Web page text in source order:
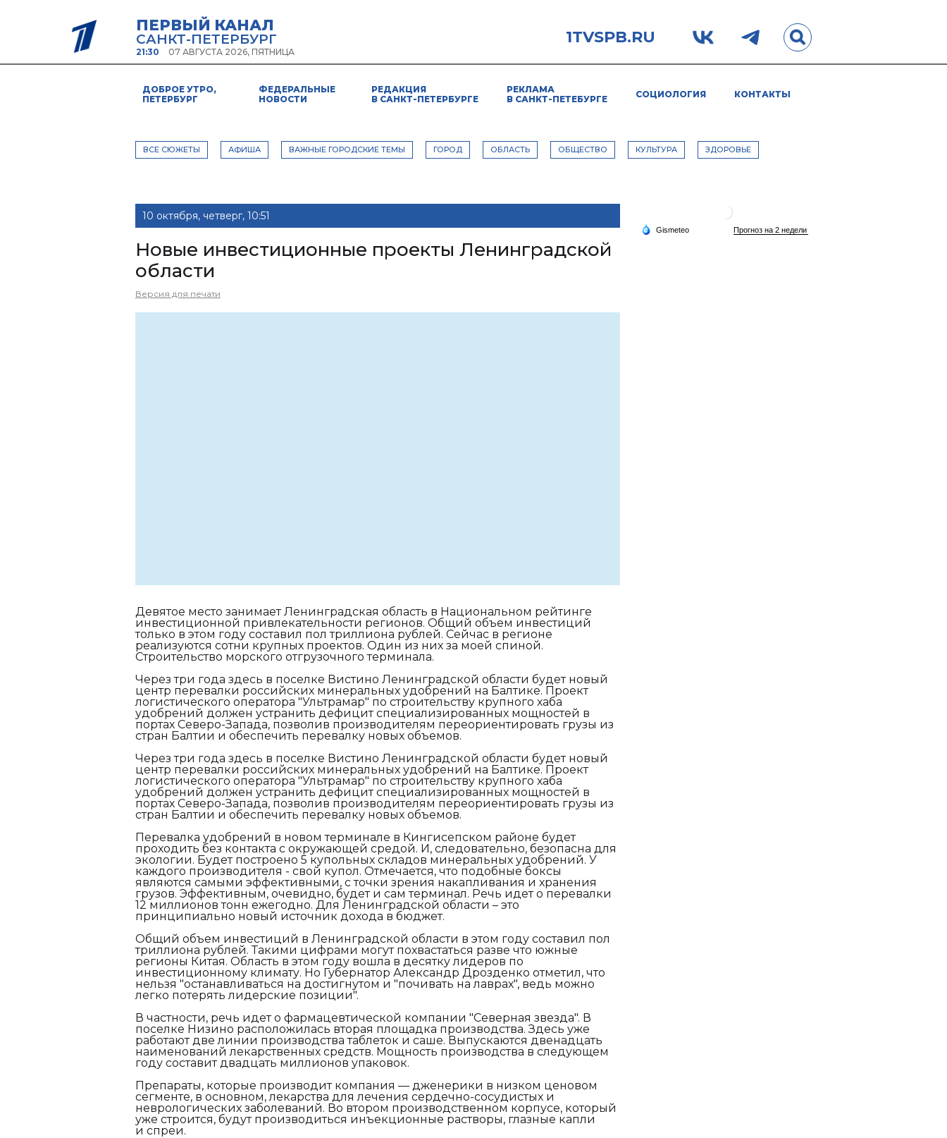
ПЕРВЫЙ КАНАЛ
САНКТ-ПЕТЕРБУРГ
21:30 07 АВГУСТА 2026, ПЯТНИЦА
1TVSPB.RU
ДОБРОЕ УТРО,
ПЕТЕРБУРГ
ФЕДЕРАЛЬНЫЕ
НОВОСТИ
РЕДАКЦИЯ
В САНКТ-ПЕТЕРБУРГЕ
РЕКЛАМА
В САНКТ-ПЕТЕБУРГЕ
СОЦИОЛОГИЯ КОНТАКТЫ
ВСЕ СЮЖЕТЫ АФИША ВАЖНЫЕ ГОРОДСКИЕ ТЕМЫ ГОРОД ОБЛАСТЬ ОБЩЕСТВО КУЛЬТУРА ЗДОРОВЬЕ
10 октября, четверг, 10:51
Новые инвестиционные проекты Ленинградской
области
Версия для печати
Девятое место занимает Ленинградская область в Национальном рейтинге
инвестиционной привлекательности регионов. Общий объем инвестиций
только в этом году составил пол триллиона рублей. Сейчас в регионе
реализуются сотни крупных проектов. Один из них за моей спиной.
Строительство морского отгрузочного терминала.
Через три года здесь в поселке Вистино Ленинградской области будет новый
центр перевалки российских минеральных удобрений на Балтике. Проект
логистического оператора "Ультрамар" по строительству крупного хаба
удобрений должен устранить дефицит специализированных мощностей в
портах Северо-Запада, позволив производителям переориентировать грузы из
стран Балтии и обеспечить перевалку новых объемов.
Через три года здесь в поселке Вистино Ленинградской области будет новый
центр перевалки российских минеральных удобрений на Балтике. Проект
логистического оператора "Ультрамар" по строительству крупного хаба
удобрений должен устранить дефицит специализированных мощностей в
портах Северо-Запада, позволив производителям переориентировать грузы из
стран Балтии и обеспечить перевалку новых объемов.
Перевалка удобрений в новом терминале в Кингисепском районе будет
проходить без контакта с окружающей средой. И, следовательно, безопасна для
экологии. Будет построено 5 купольных складов минеральных удобрений. У
каждого производителя - свой купол. Отмечается, что подобные боксы
являются самыми эффективными, с точки зрения накапливания и хранения
грузов. Эффективным, очевидно, будет и сам терминал. Речь идет о перевалки
12 миллионов тонн ежегодно. Для Ленинградской области – это
принципиально новый источник дохода в бюджет.
Общий объем инвестиций в Ленинградской области в этом году составил пол
триллиона рублей. Такими цифрами могут похвастаться разве что южные
регионы Китая. Область в этом году вошла в десятку лидеров по
инвестиционному климату. Но Губернатор Александр Дрозденко отметил, что
нельзя "останавливаться на достигнутом и "почивать на лаврах", ведь можно
легко потерять лидерские позиции".
В частности, речь идет о фармацевтической компании "Северная звезда". В
поселке Низино расположилась вторая площадка производства. Здесь уже
работают две линии производства таблеток и саше. Выпускаются двенадцать
наименований лекарственных средств. Мощность производства в следующем
году составит двадцать миллионов упаковок.
Препараты, которые производит компания — дженерики в низком ценовом
сегменте, в основном, лекарства для лечения сердечно-сосудистых и
неврологических заболеваний. Во втором производственном корпусе, который
уже строится, будут производиться инъекционные растворы, глазные капли
и спреи.